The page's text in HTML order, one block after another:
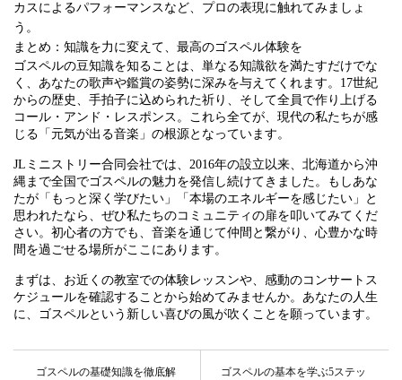
カスによるパフォーマンスなど、プロの表現に触れてみましょ
う。
まとめ：知識を力に変えて、最高のゴスペル体験を
ゴスペルの豆知識を知ることは、単なる知識欲を満たすだけでな
く、あなたの歌声や鑑賞の姿勢に深みを与えてくれます。17世紀
からの歴史、手拍子に込められた祈り、そして全員で作り上げる
コール・アンド・レスポンス。これら全てが、現代の私たちが感
じる「元気が出る音楽」の根源となっています。
JLミニストリー合同会社では、2016年の設立以来、北海道から沖
縄まで全国でゴスペルの魅力を発信し続けてきました。もしあな
たが「もっと深く学びたい」「本場のエネルギーを感じたい」と
思われたなら、ぜひ私たちのコミュニティの扉を叩いてみてくだ
さい。初心者の方でも、音楽を通じて仲間と繋がり、心豊かな時
間を過ごせる場所がここにあります。
まずは、お近くの教室での体験レッスンや、感動のコンサートス
ケジュールを確認することから始めてみませんか。あなたの人生
に、ゴスペルという新しい喜びの風が吹くことを願っています。
ゴスペルの基礎知識を徹底解 ゴスペルの基本を学ぶ5ステッ